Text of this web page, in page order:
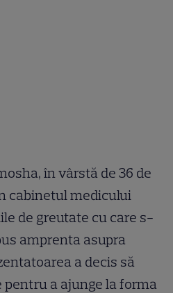
în vârstă de 36 de
cabinetul medicului
de greutate cu care s-
amprenta asupra
a decis să
pentru a ajunge la forma